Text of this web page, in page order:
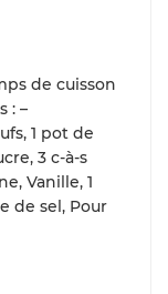
de cuisson
: –
1 pot de
3 c-à-s
Vanille, 1
de sel, Pour